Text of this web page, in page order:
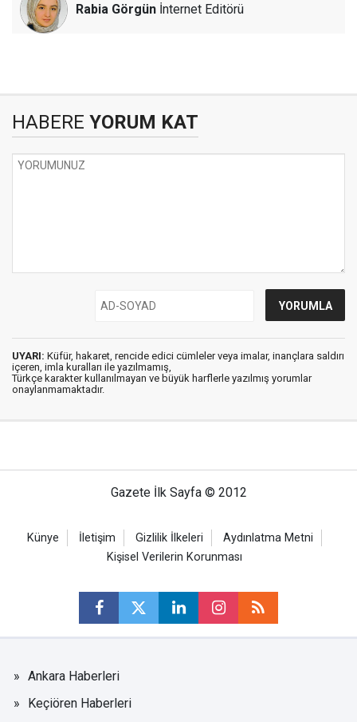
Rabia Görgün İnternet Editörü
HABERE YORUM KAT
UYARI: Küfür, hakaret, rencide edici cümleler veya imalar, inançlara saldırı
içeren, imla kuralları ile yazılmamış,
Türkçe karakter kullanılmayan ve büyük harflerle yazılmış yorumlar
onaylanmamaktadır.
Gazete İlk Sayfa © 2012
Künye İletişim Gizlilik İlkeleri
Aydınlatma Metni
Kişisel Verilerin Korunması
Ankara Haberleri
Keçiören Haberleri